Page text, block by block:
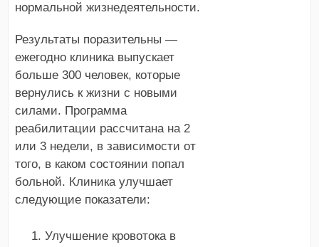
нормальной жизнедеятельности.
Результаты поразительны —
ежегодно клиника выпускает
больше 300 человек, которые
вернулись к жизни с новыми
силами. Программа
реабилитации рассчитана на 2
или 3 недели, в зависимости от
того, в каком состоянии попал
больной. Клиника улучшает
следующие показатели:
Улучшение кровотока в